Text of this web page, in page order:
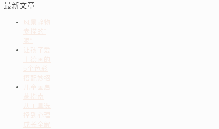
最新文章
风景静物
素描的”
眼“
让孩子爱
上绘画的
5个色彩
搭配妙招
儿童画启
蒙指南
从工具选
择到心理
成长全解